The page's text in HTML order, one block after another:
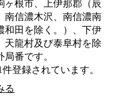
ヶ根市、上伊那郡（辰
南信濃木沢、南信濃南
和田を除く。）、下伊
天龍村及び泰阜村を除
番です。
登録されています。
る